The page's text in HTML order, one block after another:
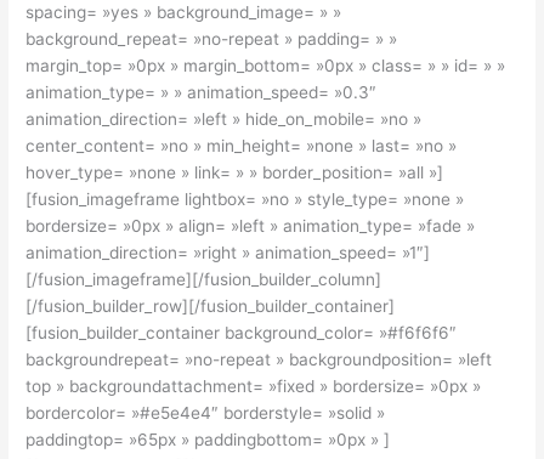
spacing= »yes » background_image= » »
background_repeat= »no-repeat » padding= » »
margin_top= »0px » margin_bottom= »0px » class= » » id= » »
animation_type= » » animation_speed= »0.3″
animation_direction= »left » hide_on_mobile= »no »
center_content= »no » min_height= »none » last= »no »
hover_type= »none » link= » » border_position= »all »]
[fusion_imageframe lightbox= »no » style_type= »none »
bordersize= »0px » align= »left » animation_type= »fade »
animation_direction= »right » animation_speed= »1″]
[/fusion_imageframe][/fusion_builder_column]
[/fusion_builder_row][/fusion_builder_container]
[fusion_builder_container background_color= »#f6f6f6″
backgroundrepeat= »no-repeat » backgroundposition= »left
top » backgroundattachment= »fixed » bordersize= »0px »
bordercolor= »#e5e4e4″ borderstyle= »solid »
paddingtop= »65px » paddingbottom= »0px » ]